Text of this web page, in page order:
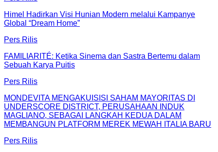
Himel Hadirkan Visi Hunian Modern melalui Kampanye
Global “Dream Home”
Pers Rilis
FAMILIARITÉ: Ketika Sinema dan Sastra Bertemu dalam
Sebuah Karya Puitis
Pers Rilis
MONDEVITA MENGAKUISISI SAHAM MAYORITAS DI
UNDERSCORE DISTRICT, PERUSAHAAN INDUK
MAGLIANO, SEBAGAI LANGKAH KEDUA DALAM
MEMBANGUN PLATFORM MEREK MEWAH ITALIA BARU
Pers Rilis